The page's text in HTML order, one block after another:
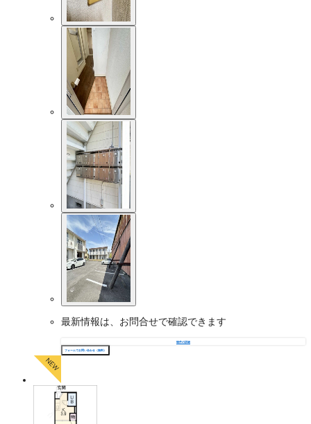
最新情報は、お問合せで確認できます
物件の詳細
フォームでお問い合わせ（無料）